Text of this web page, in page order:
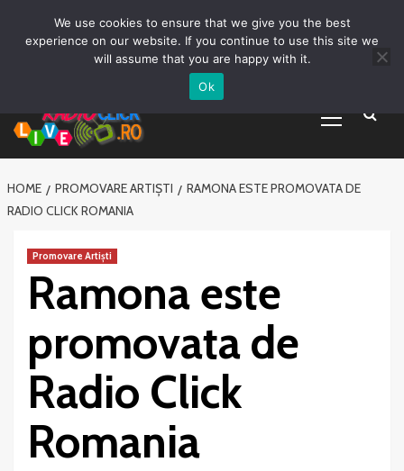
Promovare Artisti noi
Vrei sa fii DJ?
Menu
HOME PROMOVARE ARTIȘTI
RAMONA ESTE PROMOVATA DE
RADIO CLICK ROMANIA
Promovare Artiști
Ramona este
promovata de
Radio Click
Romania
We use cookies to ensure that we give you the best
experience on our website. If you continue to use this site we
will assume that you are happy with it.
Ok